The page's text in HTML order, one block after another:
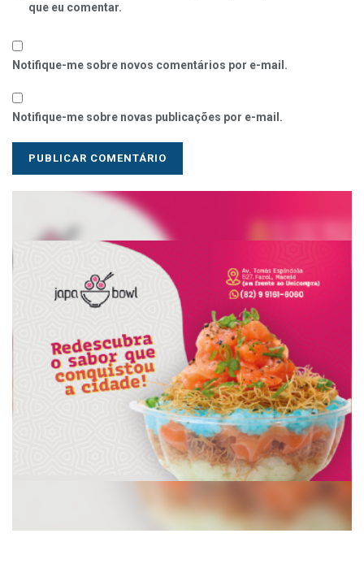
que eu comentar.
Notifique-me sobre novos comentários por e-mail.
Notifique-me sobre novas publicações por e-mail.